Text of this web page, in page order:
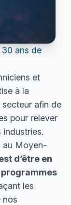
30 ans de
et
à la
afin de
pour relever
industries.
au Moyen-
d’être en
les
nos